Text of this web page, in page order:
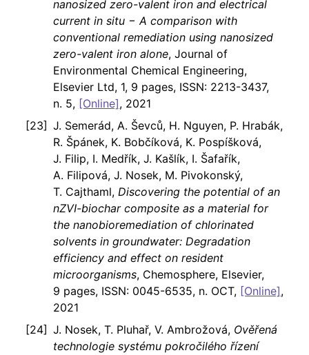
nanosized zero-valent iron and electrical
current in situ − A comparison with
conventional remediation using nanosized
zero-valent iron alone, Journal of
Environmental Chemical Engineering,
Elsevier Ltd, 1, 9 pages, ISSN: 2213-3437,
n. 5, [Online], 2021
J. Semerád, A. Ševců, H. Nguyen, P. Hrabák,
R. Špánek, K. Bobčíková, K. Pospíšková,
J. Filip, I. Medřík, J. Kašlík, I. Šafařík,
A. Filipová, J. Nosek, M. Pivokonský,
T. Cajthaml, Discovering the potential of an
nZVI-biochar composite as a material for
the nanobioremediation of chlorinated
solvents in groundwater: Degradation
efficiency and effect on resident
microorganisms, Chemosphere, Elsevier,
9 pages, ISSN: 0045-6535, n. OCT, [Online],
2021
J. Nosek, T. Pluhař, V. Ambrožová, Ověřená
technologie systému pokročilého řízení